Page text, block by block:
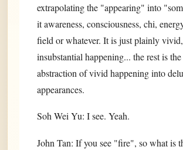
extrapolating the "appearing" into
it awareness, consciousness, chi,
field or whatever. It is just plainly vivid,
insubstantial happening... the rest is
abstraction of vivid happening into
appearances.
Soh Wei Yu: I see. Yeah.
John Tan: If you see "fire", so what is